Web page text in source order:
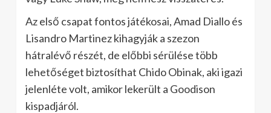
Az első csapat fontos játékosai, Amad Diallo és
Lisandro Martinez kihagyják a szezon
hátralévő részét, de előbbi sérülése több
lehetőséget biztosíthat Chido Obinak, aki igazi
jelenléte volt, amikor lekerült a Goodison
kispadjáról.